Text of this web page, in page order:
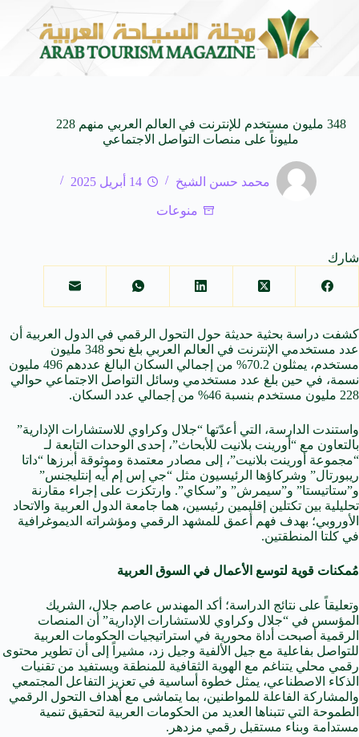
9 أغسطس 2026 أسرار زامة الخفية: حين تروي
348 مليون مستخدم للإنترنت في العالم العربي منهم 228
مليوناً على منصات التواصل الاجتماعي
محمد حسن الشيخ 14 أبريل 2025
منوعات
شارك
كشفت دراسة بحثية حديثة حول التحول الرقمي في الدول العربية أن
عدد مستخدمي الإنترنت في العالم العربي بلغ نحو 348 مليون
مستخدم، يمثلون 70.2% من إجمالي السكان البالغ عددهم 496 مليون
نسمة، في حين بلغ عدد مستخدمي وسائل التواصل الاجتماعي حوالي
228 مليون مستخدم بنسبة 46% من إجمالي عدد السكان.
واستندت الدارسة، التي أعدّتها “جلال وكراوي للاستشارات الإدارية”
بالتعاون مع “أورينت بلانيت للأبحاث”، إحدى الوحدات التابعة لـ
“مجموعة أورينت بلانيت”، إلى مصادر معتمدة وموثوقة أبرزها “داتا
ريبورتال” وشركاؤها الرئيسيون مثل “جي إس إم أيه إنتليجنس”
و”ستاتيستا” و”سيمرش” و”سكاي”. وارتكزت على إجراء مقارنة
تحليلية بين تكتلين إقليمين رئيسين، هما جامعة الدول العربية والاتحاد
الأوروبي؛ بهدف فهم أعمق للمشهد الرقمي ومؤشراته الديموغرافية
في كلتا المنطقتين.
مُمكنات قوية لتوسع الأعمال في السوق العربية
وتعليقاً على نتائج الدراسة؛ أكد المهندس عاصم جلال، الشريك
المؤسس في “جلال وكراوي للاستشارات الإدارية” أن المنصات
الرقمية أصبحت أداة محورية في استراتيجيات الحكومات العربية
للتواصل بفاعلية مع جيل الألفية وجيل زد، مشيراً إلى أن تطوير محتوى
رقمي محلي يتناغم مع الهوية الثقافية للمنطقة ويستفيد من تقنيات
الذكاء الاصطناعي، يمثل خطوة أساسية في تعزيز التفاعل المجتمعي
والمشاركة الفاعلة للمواطنين، بما يتماشى مع أهداف التحول الرقمي
الطموحة التي تتبناها العديد من الحكومات العربية لتحقيق تنمية
مستدامة وبناء مستقبل رقمي مزدهر.